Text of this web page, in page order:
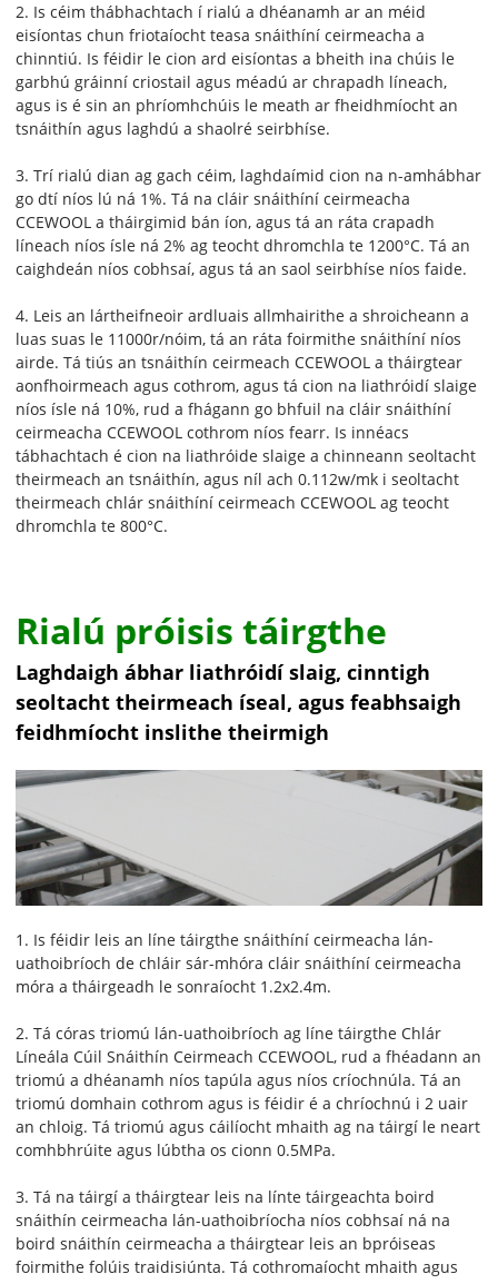
2. Is céim thábhachtach í rialú a dhéanamh ar an méid
eisíontas chun friotaíocht teasa snáithíní ceirmeacha a
chinntiú. Is féidir le cion ard eisíontas a bheith ina chúis le
garbhú gráinní criostail agus méadú ar chrapadh líneach,
agus is é sin an phríomhchúis le meath ar fheidhmíocht an
tsnáithín agus laghdú a shaolré seirbhíse.
3. Trí rialú dian ag gach céim, laghdaímid cion na n-amhábhar
go dtí níos lú ná 1%. Tá na cláir snáithíní ceirmeacha
CCEWOOL a tháirgimid bán íon, agus tá an ráta crapadh
líneach níos ísle ná 2% ag teocht dhromchla te 1200°C. Tá an
caighdeán níos cobhsaí, agus tá an saol seirbhíse níos faide.
4. Leis an lártheifneoir ardluais allmhairithe a shroicheann a
luas suas le 11000r/nóim, tá an ráta foirmithe snáithíní níos
airde. Tá tiús an tsnáithín ceirmeach CCEWOOL a tháirgtear
aonfhoirmeach agus cothrom, agus tá cion na liathróidí slaige
níos ísle ná 10%, rud a fhágann go bhfuil na cláir snáithíní
ceirmeacha CCEWOOL cothrom níos fearr. Is innéacs
tábhachtach é cion na liathróide slaige a chinneann seoltacht
theirmeach an tsnáithín, agus níl ach 0.112w/mk i seoltacht
theirmeach chlár snáithíní ceirmeach CCEWOOL ag teocht
dhromchla te 800°C.
Rialú próisis táirgthe
Laghdaigh ábhar liathróidí slaig, cinntigh
seoltacht theirmeach íseal, agus feabhsaigh
feidhmíocht inslithe theirmigh
1. Is féidir leis an líne táirgthe snáithíní ceirmeacha lán-
uathoibríoch de chláir sár-mhóra cláir snáithíní ceirmeacha
móra a tháirgeadh le sonraíocht 1.2x2.4m.
2. Tá córas triomú lán-uathoibríoch ag líne táirgthe Chlár
Líneála Cúil Snáithín Ceirmeach CCEWOOL, rud a fhéadann an
triomú a dhéanamh níos tapúla agus níos críochnúla. Tá an
triomú domhain cothrom agus is féidir é a chríochnú i 2 uair
an chloig. Tá triomú agus cáilíocht mhaith ag na táirgí le neart
comhbhrúite agus lúbtha os cionn 0.5MPa.
3. Tá na táirgí a tháirgtear leis na línte táirgeachta boird
snáithín ceirmeacha lán-uathoibríocha níos cobhsaí ná na
boird snáithín ceirmeacha a tháirgtear leis an bpróiseas
foirmithe folúis traidisiúnta. Tá cothromaíocht mhaith agus